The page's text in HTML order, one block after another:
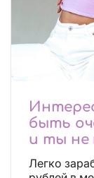
быть
и ты не
Легко